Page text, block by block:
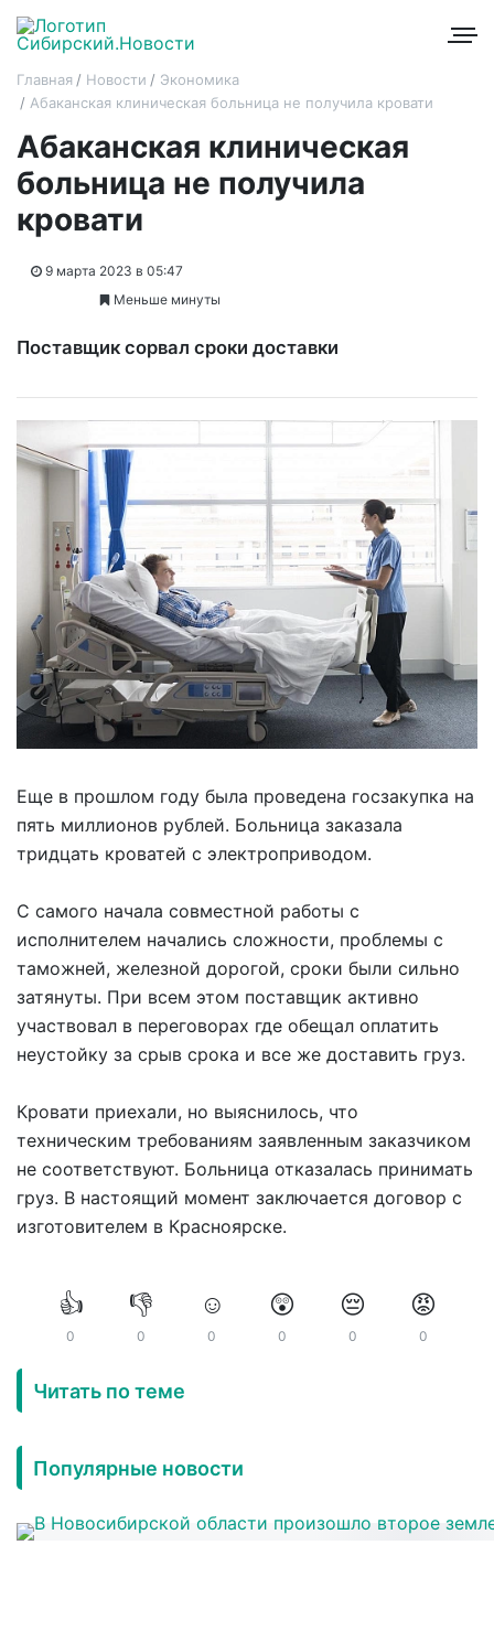
Главная Новости
Экономика
Абаканская клиническая больница не получила кровати
Абаканская клиническая
больница не получила
кровати
9 марта 2023 в 05:47
Меньше минуты
Поставщик сорвал сроки доставки
Еще в прошлом году была проведена госзакупка на
пять миллионов рублей. Больница заказала
тридцать кроватей с электроприводом.
С самого начала совместной работы с
исполнителем начались сложности, проблемы с
таможней, железной дорогой, сроки были сильно
затянуты. При всем этом поставщик активно
участвовал в переговорах где обещал оплатить
неустойку за срыв срока и все же доставить груз.
Кровати приехали, но выяснилось, что
техническим требованиям заявленным заказчиком
не соответствуют. Больница отказалась принимать
груз. В настоящий момент заключается договор с
изготовителем в Красноярске.
👍
0
👎
0
☺️
0
😲
0
😔
0
😡
0
Читать по теме
Популярные новости